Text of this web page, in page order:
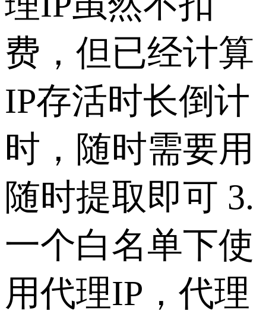
费，但已经计算
IP存活时长倒计
时，随时需要用
随时提取即可 3.
一个白名单下使
用代理IP，代理